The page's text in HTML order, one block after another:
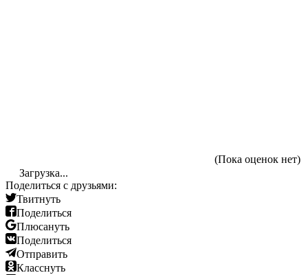
(Пока оценок нет)
Загрузка...
Поделиться с друзьями:
Твитнуть
Поделиться
Плюсануть
Поделиться
Отправить
Класснуть